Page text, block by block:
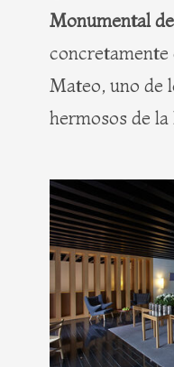
Monumental
concretamente
Mateo, uno de
hermosos de